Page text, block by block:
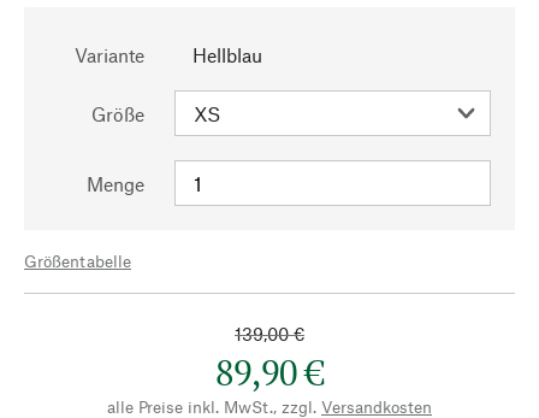
Variante Hellblau
Größe
Menge
Größentabelle
139,00 €
89,90 €
alle Preise inkl. MwSt., zzgl. Versandkosten